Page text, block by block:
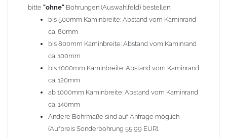
Es stehen insgesamt 20 verschiedene Typen zur Auswahl. Bitte
Auswahlfeldangeben.
Standardhauben siehe Auswahlfeld: 01 Haus,03 Welle
(unser Topseller)
Laube, 13 Schwalbe, 14 Sattel Welle, 15 Welle 90° gedreht,
17 Dach, 18 Plafond 2, 19 S-Line, 20 Pult
Typ 07 (Welle hoch) und 08 (Doppel Welle) haben einen
Aufpreis von 20% (bitte anfragen - Bestellung nicht über
Shop möglich).
Die Typen 02 (Bogen), 06 (Krempe), 09 (Pagode), 10
bitte "ohne" Bohrungen (Auswahlfeld) bestellen.
bis 500mm Kaminbreite: Abstand vom Kaminrand
ca. 80mm
bis 800mm Kaminbreite: Abstand vom Kaminrand
ca. 100mm
bis 1000mm Kaminbreite: Abstand vom Kaminrand
ca. 120mm
ab 1000mm Kaminbreite: Abstand vom Kaminrand
ca. 140mm
Andere Bohrmaße sind auf Anfrage möglich
(Aufpreis Sonderbohrung 55,99 EUR).